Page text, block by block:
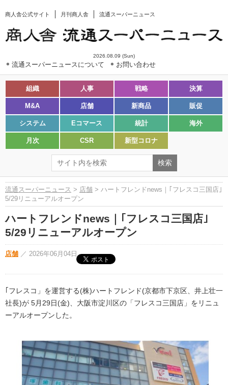
商人舎公式サイト 月刊商人舎 流通スーパーニュース
2026.08.09 (Sun)
流通スーパーニュースについて お問い合わせ
組織 人事 戦略 決算
M&A 店舗 新商品 販促
システム Eコマース 統計 海外
月次 CSR 新型コロナ
流通スーパーニュース > 店舗 > ハートフレンドnews｜｢フレスコ三国店｣
5/29リニューアルオープン
ハートフレンドnews｜｢フレスコ三国店｣
5/29リニューアルオープン
店舗 ／ 2026年06月04日
｢フレスコ」を運営する(株)ハートフレンド(京都市下京区、井上壮一
社長)が 5月29日(金)、大阪市淀川区の「フレスコ三国店」をリニュ
ーアルオープンした。